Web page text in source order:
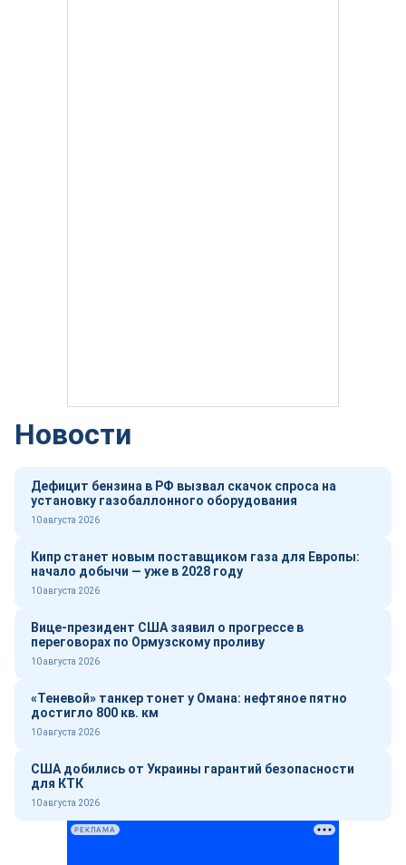
Новости
Дефицит бензина в РФ вызвал скачок спроса на
установку газобаллонного оборудования
10 августа 2026
Кипр станет новым поставщиком газа для Европы:
начало добычи — уже в 2028 году
10 августа 2026
Вице-президент США заявил о прогрессе в
переговорах по Ормузскому проливу
10 августа 2026
«Теневой» танкер тонет у Омана: нефтяное пятно
достигло 800 кв. км
10 августа 2026
США добились от Украины гарантий безопасности
для КТК
10 августа 2026
РЕКЛАМА